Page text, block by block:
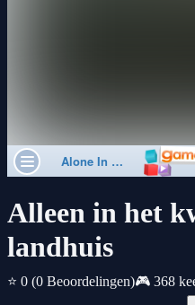
Alleen in het
landhuis
⭐ 0 (0 Beoordelingen)🎮 368